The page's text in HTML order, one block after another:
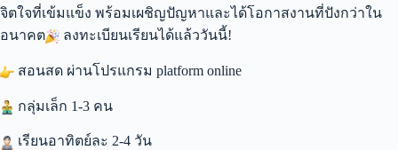
จิตใจที่เข้มแข็ง พร้อมเผชิญปัญหาและได้โอกาสงานที่ปังกว่าใน
อนาคต
ลงทะเบียนเรียนได้แล้ววันนี้!
สอนสด ผ่านโปรแกรม platform online
กลุ่มเล็ก 1-3 คน
เรียนอาทิตย์ละ 2-4 วัน